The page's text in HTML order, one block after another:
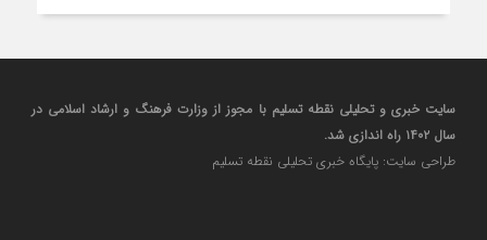
سایت خبری و تحلیلی نقطه تسلیم با مجوز از وزارت فرهنگ و ارشاد اسلامی در
سال ۱۴۰۲ راه اندازی شد.
طراحی سایت: پایگاه خبری تحلیلی نقطه تسلیم